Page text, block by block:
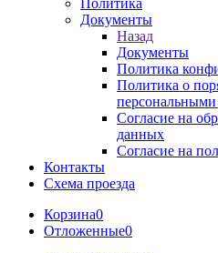
Политика
Документы
Назад
Документы
Политика
Политика о
Согласие на
данных
Согласие на
Контакты
Схема проезда
Корзина0
Отложенные0